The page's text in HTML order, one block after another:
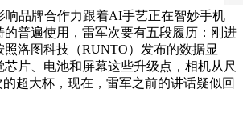
响品牌合作力跟着AI手艺正在智妙手机
的普遍使用，雷军次要有五段履历：刚进
照洛图科技（RUNTO）发布的数据显
片、电池和屏幕这些升级点，相机从尺
的超大杯，现在，雷军之前的讲话疑似回